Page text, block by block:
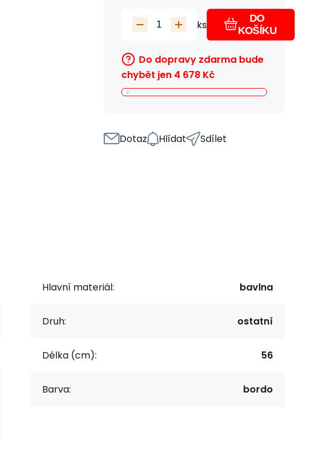
ks
DO
KOŠÍKU
Do dopravy zdarma bude
chybět jen 4 678 Kč
Dotaz Hlídat Sdílet
Hlavní materiál: bavlna
Druh: ostatní
Délka (cm): 56
Barva: bordo